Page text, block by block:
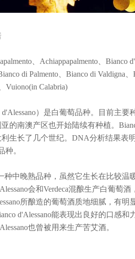
、Achiappapalmento、Bianco
di Palmento、Bianco di Valdigna
Vuiono(in Calabria)
）是白葡萄品种。目前主要
的南澳产区也开始陆续有种植。
生长了几个世纪。DNA分析结果表
种。
种中晚熟品种，虽然它生长在比较
会和Verdeca混酿生产白葡萄
所酿造的葡萄酒质地细腻，有
d'Alessano能表现出良好的口感
也曾被用来生产苦艾酒。